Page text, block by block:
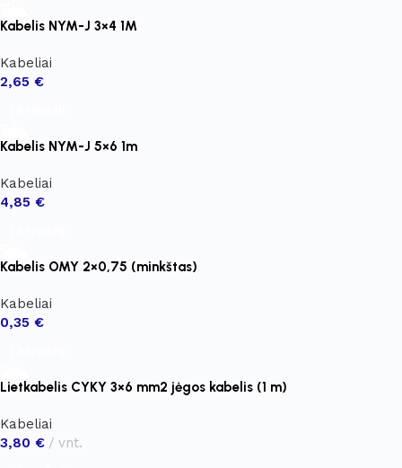
Kabelis NYM-J 3×4 1M
Kabeliai
2,65 €
Kabelis NYM-J 5×6 1m
Kabeliai
4,85 €
Kabelis OMY 2×0,75 (minkštas)
Kabeliai
0,35 €
Lietkabelis CYKY 3×6 mm2 jėgos kabelis (1 m)
Kabeliai
3,80 € vnt.